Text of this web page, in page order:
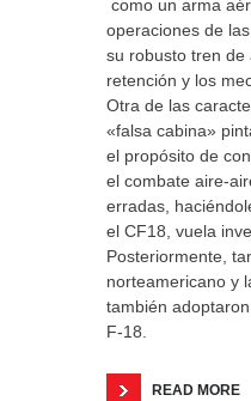
como un arma
operaciones de
su robusto tren de
retención y los
Otra de las
«falsa cabina»
el propósito de
el combate aire-
erradas,
el CF18, vuela
Posteriormente,
norteamericano y
también
F-18.
READ MORE